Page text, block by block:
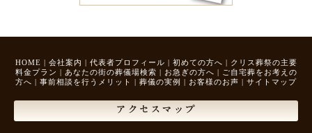
HOME | 会社案内 | 代表者プロフィール | 初めての方へ | クリス葬祭の主要
料金プラン | あなたの街の葬儀場検索 | お急ぎの方へ | ご自宅葬をお考えの
方へ | 事前相談を行うメリット | 葬儀の実例 | お客様のお声 | サイトマップ
アクセスマップ